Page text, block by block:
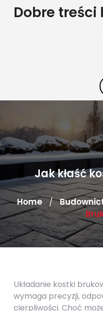
SkipDobre
Jak kłaść
Home /
Układanie kostki
wymaga precyzji,
cierpliwości. Choć